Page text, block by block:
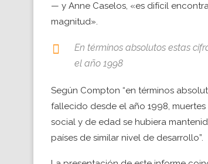
— y Anne Caselos, «es difícil
magnitud».
En términos absolutos estas
el año 1998
Según Compton “en términos
fallecido desde el año 1998,
social y de edad se hubiera
países de similar nivel de desarrollo”.